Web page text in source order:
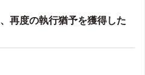
・カウンセリングのため定期的に通所
として母親、支援施設職員に出廷いた
可能性について証言いただきました。
再度の執行猶予を獲得した